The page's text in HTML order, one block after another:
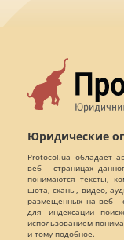
Юридические
Protocol.ua обладает
веб - страницах
понимаются тексты,
шота, сканы, видео,
размещенных на веб -
для индексации
использованием
и тому подобное.